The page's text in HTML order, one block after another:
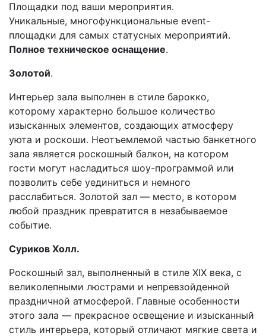
Площадки под ваши мероприятия.
Уникальные, многофункциональные event-
площадки для самых статусных мероприятий.
Полное техническое оснащение.
Золотой.
Интерьер зала выполнен в стиле барокко,
которому характерно большое количество
изысканных элементов, создающих атмосферу
уюта и роскоши. Неотъемлемой частью банкетного
зала является роскошный балкон, на котором
гости могут насладиться шоу-программой или
позволить себе уединиться и немного
расслабиться. Золотой зал — место, в котором
любой праздник превратится в незабываемое
событие.
Суриков Холл.
Роскошный зал, выполненный в стиле XIX века, с
великолепными люстрами и непревзойденной
праздничной атмосферой. Главные особенности
этого зала — прекрасное освещение и изысканный
стиль интерьера, который отличают мягкие света и